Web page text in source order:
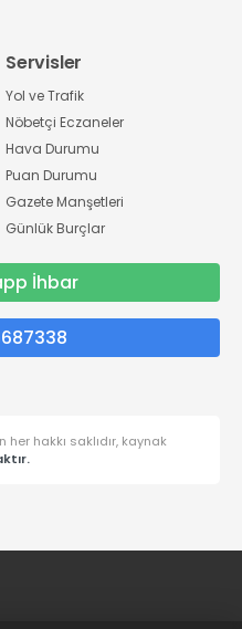
Servisler
Yol ve Trafik
Nöbetçi Eczaneler
Hava Durumu
Puan Durumu
Gazete Manşetleri
Günlük Burçlar
İhbar
hakkı saklıdır, kaynak